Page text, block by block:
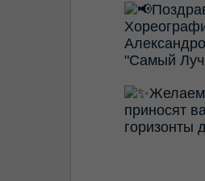
"Самый
Желаем
приносят
горизонты